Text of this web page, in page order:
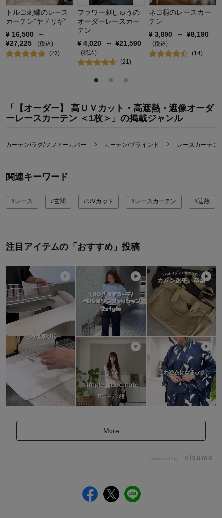
デザイン・色
4.0
購入商品： 幅101~150×丈151~200(1枚
使用場所：
ネットで見つけて
商品を使う人：
自分、配偶者
トルコ刺繍のレース
カーテン”ヤドリギ”
¥ 16,500
～
¥27,225
(税込)
(23)
フラワー刺しゅうの
オーダーレースカー
テン
¥ 4,020 ～ ¥21,590
(税込)
(21)
ネコ柄のレースカー
テン
¥ 3,890 ～ ¥8,190
(税込)
(14)
「【オーダー】 高ＵＶカット・高遮熱・遮像オーダ
ーレースカーテン ＜1枚＞」の掲載ジャンル
カーテン/ラグ/ソファーカバー カーテン/ブラインド レースカーテン
関連キーワード
#レース #玄関 #UVカット #レースカーテン #遮熱
注目アイテムの「おすすめ」投稿
More
powered by